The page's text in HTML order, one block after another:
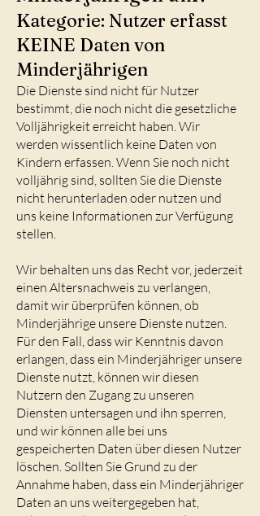
Kategorie: Nutzer erfasst
KEINE Daten von
Minderjährigen
Die Dienste sind nicht für Nutzer
bestimmt, die noch nicht die gesetzliche
Volljährigkeit erreicht haben. Wir
werden wissentlich keine Daten von
Kindern erfassen. Wenn Sie noch nicht
volljährig sind, sollten Sie die Dienste
nicht herunterladen oder nutzen und
uns keine Informationen zur Verfügung
stellen.
Wir behalten uns das Recht vor, jederzeit
einen Altersnachweis zu verlangen,
damit wir überprüfen können, ob
Minderjährige unsere Dienste nutzen.
Für den Fall, dass wir Kenntnis davon
erlangen, dass ein Minderjähriger unsere
Dienste nutzt, können wir diesen
Nutzern den Zugang zu unseren
Diensten untersagen und ihn sperren,
und wir können alle bei uns
gespeicherten Daten über diesen Nutzer
löschen. Sollten Sie Grund zu der
Annahme haben, dass ein Minderjähriger
Daten an uns weitergegeben hat,